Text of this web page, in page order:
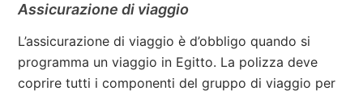
Assicurazione di viaggio
L’assicurazione di viaggio è d’obbligo quando si
programma un viaggio in Egitto. La polizza deve
coprire tutti i componenti del gruppo di viaggio per